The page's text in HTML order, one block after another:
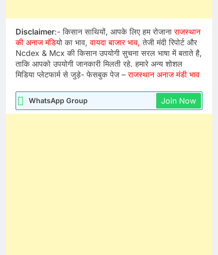
Disclaimer:- किसान साथियों, आपके लिए हम रोजानाराजस्थान
की अनाज मंडियो का भाव, वायदा बाजार भाव, तेजी मंदी रिपोर्ट और
Ncdex & Mcx की किसान उपयोगी सुचना सरल भाषा में बताते है,
ताकि आपको उपयोगी जानकारी मिलती रहे. हमारे अन्य शोशल
मिडिया प्लेटफार्म से जुड़े- फेसबुक पेज –राजस्थान अनाज मंडी भाव
WhatsApp Group Join Now